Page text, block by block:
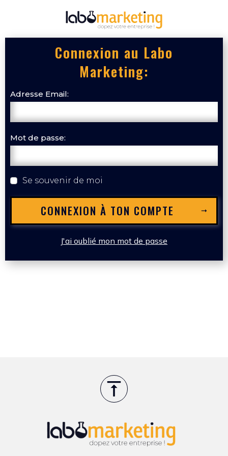
Connexion au Labo
Marketing:
Adresse Email:
Mot de passe:
Se souvenir de moi
CONNEXION À TON COMPTE
J'ai oublié mon mot de passe